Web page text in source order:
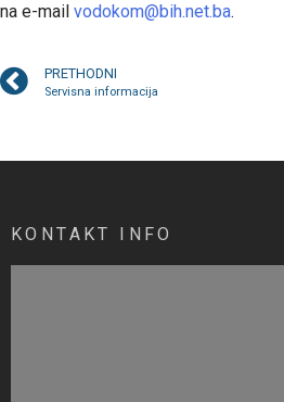
na e-mail vodokom@bih.net.ba.
PRETHODNI
Servisna informacija
KONTAKT INFO